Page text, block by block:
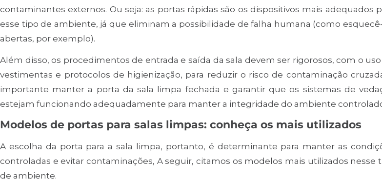
contaminantes externos. Ou seja: as portas rápidas são os dispositivos mais adequados
esse tipo de ambiente, já que eliminam a possibilidade de falha humana (como
abertas, por exemplo).
Além disso, os procedimentos de entrada e saída da sala devem ser rigorosos, com o
vestimentas e protocolos de higienização, para reduzir o risco de contaminação
importante manter a porta da sala limpa fechada e garantir que os sistemas de
estejam funcionando adequadamente para manter a integridade do ambiente
Modelos de portas para salas limpas: conheça os mais utilizados
A escolha da porta para a sala limpa, portanto, é determinante para manter as
controladas e evitar contaminações, A seguir, citamos os modelos mais utilizados nesse
de ambiente.